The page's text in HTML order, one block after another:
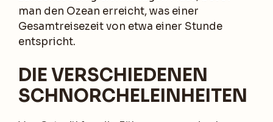
man den Ozean erreicht, was einer
Gesamtreisezeit von etwa einer Stunde
entspricht.
DIE VERSCHIEDENEN
SCHNORCHELEINHEITEN